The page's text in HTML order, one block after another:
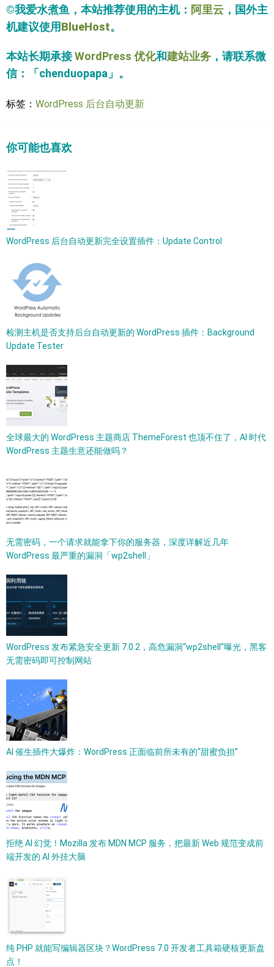
©我爱水煮鱼，本站推荐使用的主机： 阿里云 ，国外主
机建议使用BlueHost。
本站长期承接WordPress 优化和建站业务 ，请联系微
信：「chenduopapa」。
标签： WordPress 后台自动更新
你可能也喜欢
WordPress 后台自动更新完全设置插件：Update Control
检测主机是否支持后台自动更新的 WordPress 插件：Background
Update Tester
全球最大的 WordPress 主题商店 ThemeForest 也顶不住了，AI 时代
WordPress 主题生意还能做吗？
无需密码，一个请求就能拿下你的服务器，深度详解近几年
WordPress 最严重的漏洞「wp2shell」
WordPress 发布紧急安全更新 7.0.2，高危漏洞“wp2shell”曝光，黑客
无需密码即可控制网站
AI 催生插件大爆炸：WordPress 正面临前所未有的“甜蜜负担”
拒绝 AI 幻觉！Mozilla 发布 MDN MCP 服务，把最新 Web 规范变成前
端开发的 AI 外挂大脑
纯 PHP 就能写编辑器区块？WordPress 7.0 开发者工具箱硬核更新盘
点！